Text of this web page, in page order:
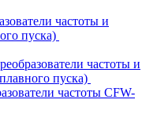
частоты и
пуска)
частоты и
пуска)
частоты CFW-